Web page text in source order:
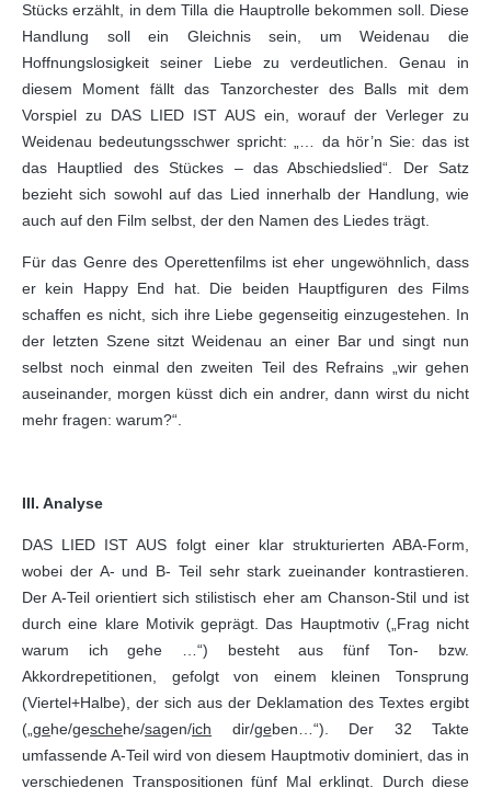
Stücks erzählt, in dem Tilla die Hauptrolle bekommen soll. Diese
Handlung soll ein Gleichnis sein, um Weidenau die
Hoffnungslosigkeit seiner Liebe zu verdeutlichen. Genau in
diesem Moment fällt das Tanzorchester des Balls mit dem
Vorspiel zu DAS LIED IST AUS ein, worauf der Verleger zu
Weidenau bedeutungsschwer spricht: „… da hör’n Sie: das ist
das Hauptlied des Stückes – das Abschiedslied“. Der Satz
bezieht sich sowohl auf das Lied innerhalb der Handlung, wie
auch auf den Film selbst, der den Namen des Liedes trägt.
Für das Genre des Operettenfilms ist eher ungewöhnlich, dass
er kein Happy End hat. Die beiden Hauptfiguren des Films
schaffen es nicht, sich ihre Liebe gegenseitig einzugestehen. In
der letzten Szene sitzt Weidenau an einer Bar und singt nun
selbst noch einmal den zweiten Teil des Refrains „wir gehen
auseinander, morgen küsst dich ein andrer, dann wirst du nicht
mehr fragen: warum?“.
III. Analyse
DAS LIED IST AUS folgt einer klar strukturierten ABA-Form,
wobei der A- und B- Teil sehr stark zueinander kontrastieren.
Der A-Teil orientiert sich stilistisch eher am Chanson-Stil und ist
durch eine klare Motivik geprägt. Das Hauptmotiv („Frag nicht
warum ich gehe …“) besteht aus fünf Ton- bzw.
Akkordrepetitionen, gefolgt von einem kleinen Tonsprung
(Viertel+Halbe), der sich aus der Deklamation des Textes ergibt
(„ gehe/geschehe/sagen/ich dir/geben…“). Der 32 Takte
umfassende A-Teil wird von diesem Hauptmotiv dominiert, das in
verschiedenen Transpositionen fünf Mal erklingt. Durch diese